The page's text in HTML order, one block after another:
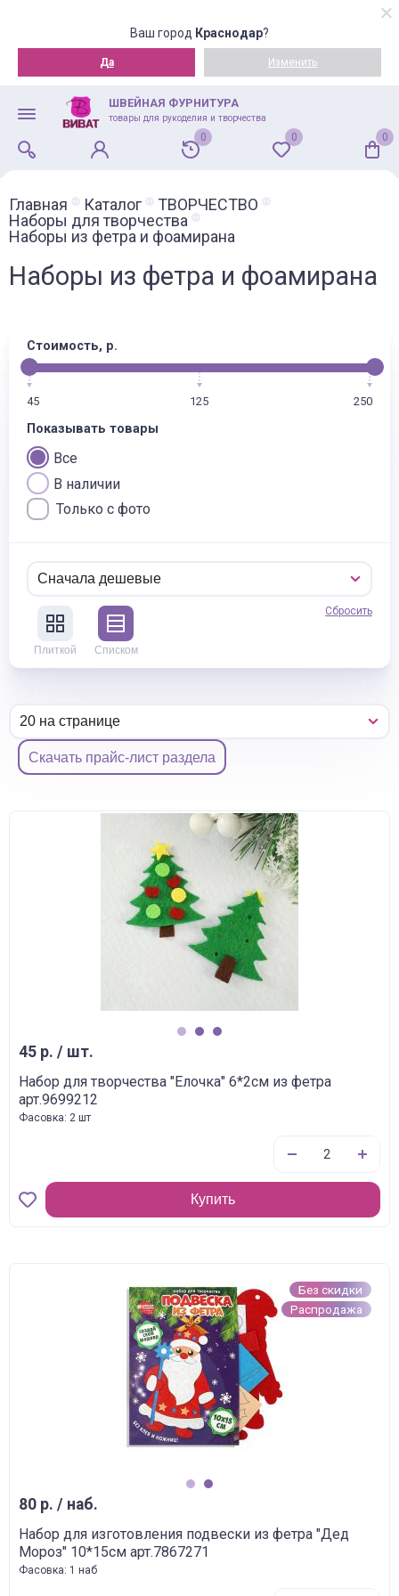
Ваш город Краснодар?
Да Изменить
ШВЕЙНАЯ ФУРНИТУРА
товары для рукоделия и творчества
0 0 0
Главная Каталог
ТВОРЧЕСТВО
Наборы для творчества
Наборы из фетра и фоамирана
Наборы из фетра и фоамирана
Стоимость, р.
45 125 250
Показывать товары
Все
В наличии
Только с фото
Плиткой Списком
Сбросить
Скачать прайс-лист раздела
45 р. / шт.
Набор для творчества "Елочка" 6*2см из фетра
арт.9699212
Фасовка: 2 шт
Купить
Без скидки
Распродажа
80 р. / наб.
Набор для изготовления подвески из фетра "Дед
Мороз" 10*15см арт.7867271
Фасовка: 1 наб